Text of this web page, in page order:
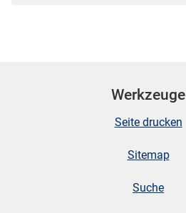
Werkzeuge
Seite drucken
Sitemap
Suche